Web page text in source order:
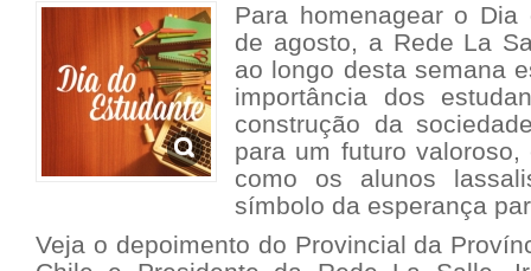
Para homenagear o
de agosto, a Rede La
ao longo desta semana
importância dos
construção da
para um futuro
como os alunos
símbolo da esperança
Veja o depoimento do Provincial da